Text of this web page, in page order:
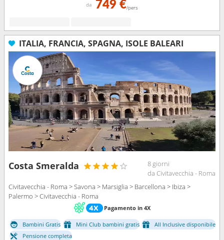
da 749 €/pers
ITALIA, FRANCIA, SPAGNA, ISOLE BALEARI
Costa Smeralda
8 giorni
da Civitavecchia - Roma
Civitavecchia - Roma > Savona > Marsiglia > Barcellona > Ibiza >
Palermo > Civitavecchia - Roma
Pagamento in 4X
Bambini Gratis Mini Club bambini gratis
All Inclusive disponibile
Pensione completa